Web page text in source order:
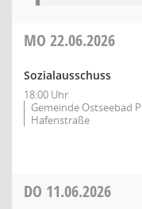
MO 22.06.2026
Sozialausschuss
18:00 Uhr
Gemeinde Ostseebad
Hafenstraße
DO 11.06.2026